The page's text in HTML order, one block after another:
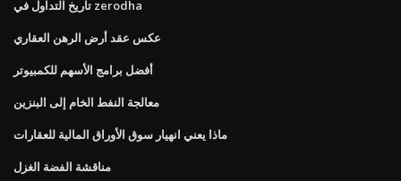
تاريخ التداول في zerodha
عكس عقد أرض الرهن العقاري
أفضل برامج الأسهم للكمبيوتر
معالجة النفط الخام إلى البنزين
ماذا يعني انهيار سوق الأوراق المالية للعقارات
مناقشة الفضة الغزل